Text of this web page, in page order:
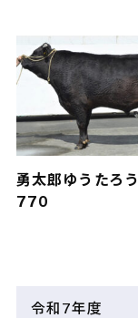
勇太郎 ゆうたろう
770
令和7年度